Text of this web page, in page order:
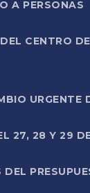
A PERSONAS
CENTRO
URGENTE
27, 28 Y 29